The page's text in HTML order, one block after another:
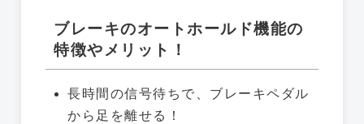
ブレーキのオートホールド機能の
特徴やメリット！
長時間の信号待ちで、ブレーキペダル
から足を離せる！